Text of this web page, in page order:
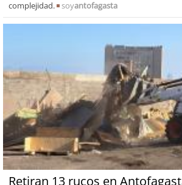
complejidad.
soyantofagasta
Retiran 13 rucos en